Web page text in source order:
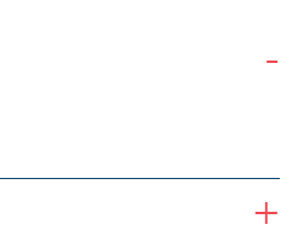
-
+